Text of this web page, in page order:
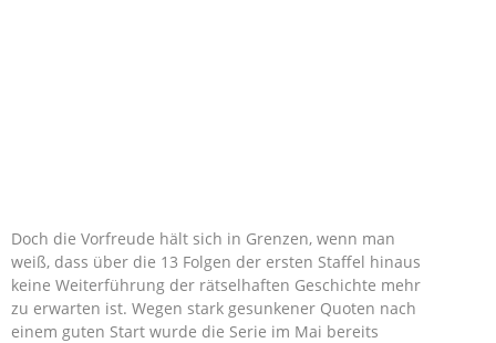
Doch die Vorfreude hält sich in Grenzen, wenn man
weiß, dass über die 13 Folgen der ersten Staffel hinaus
keine Weiterführung der rätselhaften Geschichte mehr
zu erwarten ist. Wegen stark gesunkener Quoten nach
einem guten Start wurde die Serie im Mai bereits